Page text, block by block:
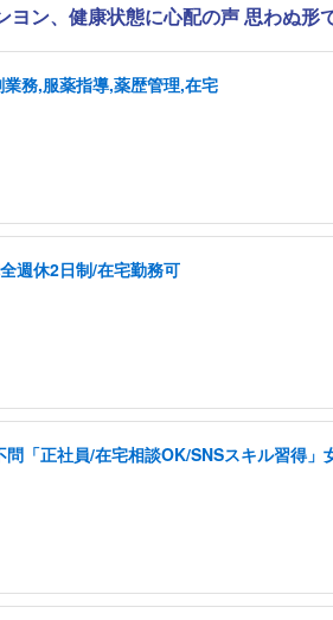
ン、健康状態に心配の声 思わぬ形
務,服薬指導,薬歴管理,在宅
週休2日制/在宅勤務可
「正社員/在宅相談OK/SNSスキル習得」